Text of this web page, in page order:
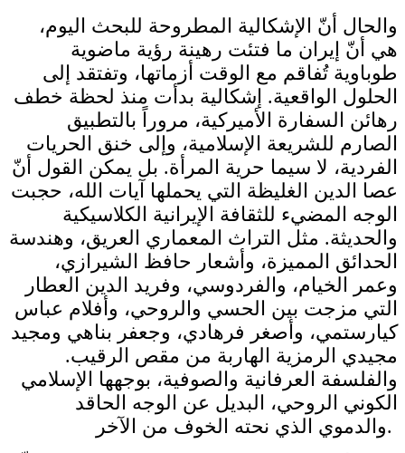
والحال أنّ الإشكالية المطروحة للبحث اليوم،
هي أنّ إيران ما فتئت رهينة رؤية ماضوية
طوباوية تُفاقم مع الوقت أزماتها، وتفتقد إلى
الحلول الواقعية. إشكالية بدأت منذ لحظة خطف
رهائن السفارة الأميركية، مروراً بالتطبيق
الصارم للشريعة الإسلامية، وإلى خنق الحريات
الفردية، لا سيما حرية المرأة. بل يمكن القول أنّ
عصا الدين الغليظة التي يحملها آيات الله، حجبت
الوجه المضيء للثقافة الإيرانية الكلاسيكية
والحديثة. مثل التراث المعماري العريق، وهندسة
الحدائق المميزة، وأشعار حافظ الشيرازي،
وعمر الخيام، والفردوسي، وفريد الدين العطار
التي مزجت بين الحسي والروحي، وأفلام عباس
كيارستمي، وأصغر فرهادي، وجعفر بناهي ومجيد
مجيدي الرمزية الهاربة من مقص الرقيب.
والفلسفة العرفانية والصوفية، بوجهها الإسلامي
الكوني الروحي، البديل عن الوجه الحاقد
والدموي الذي نحته الخوف من الآخر.